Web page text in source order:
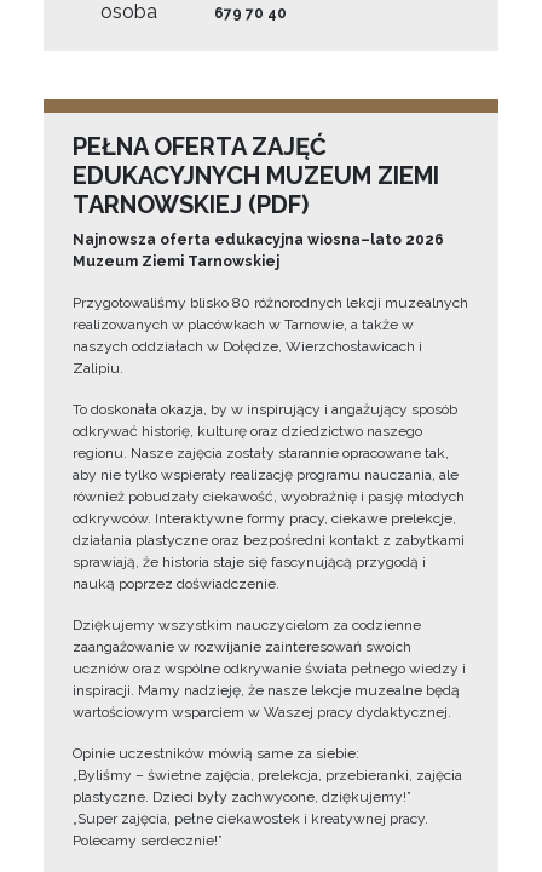
osoba
679 70 40
PEŁNA OFERTA ZAJĘĆ
EDUKACYJNYCH MUZEUM ZIEMI
TARNOWSKIEJ (PDF)
Najnowsza oferta edukacyjna wiosna–lato 2026
Muzeum Ziemi Tarnowskiej
Przygotowaliśmy blisko 80 różnorodnych lekcji muzealnych
realizowanych w placówkach w Tarnowie, a także w
naszych oddziałach w Dołędze, Wierzchosławicach i
Zalipiu.
To doskonała okazja, by w inspirujący i angażujący sposób
odkrywać historię, kulturę oraz dziedzictwo naszego
regionu. Nasze zajęcia zostały starannie opracowane tak,
aby nie tylko wspierały realizację programu nauczania, ale
również pobudzały ciekawość, wyobraźnię i pasję młodych
odkrywców. Interaktywne formy pracy, ciekawe prelekcje,
działania plastyczne oraz bezpośredni kontakt z zabytkami
sprawiają, że historia staje się fascynującą przygodą i
nauką poprzez doświadczenie.
Dziękujemy wszystkim nauczycielom za codzienne
zaangażowanie w rozwijanie zainteresowań swoich
uczniów oraz wspólne odkrywanie świata pełnego wiedzy i
inspiracji. Mamy nadzieję, że nasze lekcje muzealne będą
wartościowym wsparciem w Waszej pracy dydaktycznej.
Opinie uczestników mówią same za siebie:
„Byliśmy – świetne zajęcia, prelekcja, przebieranki, zajęcia
plastyczne. Dzieci były zachwycone, dziękujemy!”
„Super zajęcia, pełne ciekawostek i kreatywnej pracy.
Polecamy serdecznie!”